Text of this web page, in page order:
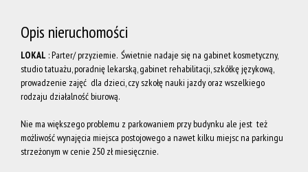
Mieszkań
Opis nieruchomości
LOKAL : Parter/ przyziemie. Świetnie nadaje się na gabinet kosmetyczny,
studio tatuażu, poradnię lekarską, gabinet rehabilitacji, szkółkę językową,
prowadzenie zajęć dla dzieci, czy szkołę nauki jazdy oraz wszelkiego
rodzaju działalność biurową.
Nie ma większego problemu z parkowaniem przy budynku ale jest też
możliwość wynajęcia miejsca postojowego a nawet kilku miejsc na parkingu
strzeżonym w cenie 250 zł miesięcznie.